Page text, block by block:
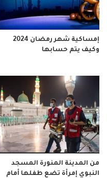
إمساكية شهر رمضان 2024
وكيف يتم حسابها
من المدينة المنورة المسجد
النبوي إمرأة تضع طفلها أمام